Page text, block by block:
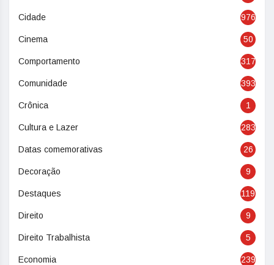
Cidade 976
Cinema 50
Comportamento 317
Comunidade 393
Crônica 1
Cultura e Lazer 283
Datas comemorativas 26
Decoração 9
Destaques 119
Direito 9
Direito Trabalhista 5
Economia 239